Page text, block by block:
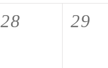
0
28
0
29